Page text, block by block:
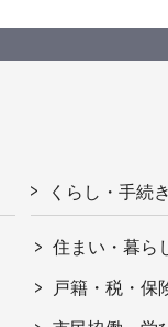
くらし・手続き
住まい・暮ら
戸籍・税・保